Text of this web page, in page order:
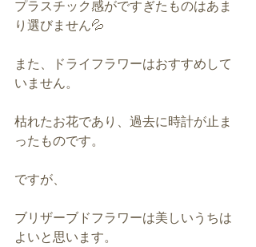
プラスチック感がですぎたものはあま
り選びません💦
また、ドライフラワーはおすすめして
いません。
枯れたお花であり、過去に時計が止ま
ったものです。
ですが、
ブリザーブドフラワーは美しいうちは
よいと思います。